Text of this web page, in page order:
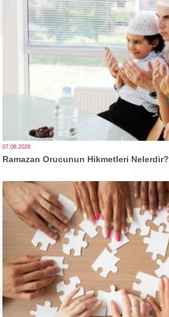
07.08.2026
Ramazan Orucunun Hikmetleri Nelerdir?